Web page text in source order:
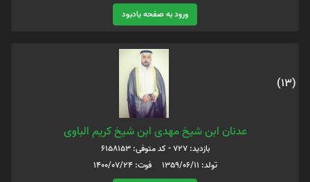
ورود به صفحه یادبود
(13)
عدنان ابن شیخ مهدی ابن شیخ کریم الباوی
بازدید: 727 - کد متوفی: 6158153
تولد: 1359/06/11 فوت: 1400/07/24